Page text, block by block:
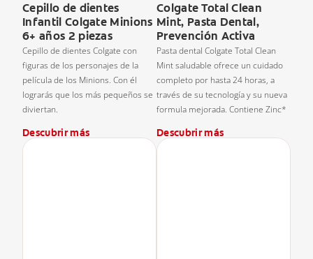
Cepillo de dientes
Infantil Colgate Minions
6+ años 2 piezas
Cepillo de dientes Colgate con
figuras de los personajes de la
película de los Minions. Con él
lograrás que los más pequeños se
diviertan.
Descubrir más
Colgate Total Clean
Mint, Pasta Dental,
Prevención Activa
Pasta dental Colgate Total Clean
Mint saludable ofrece un cuidado
completo por hasta 24 horas, a
través de su tecnología y su nueva
formula mejorada. Contiene Zinc*
Descubrir más